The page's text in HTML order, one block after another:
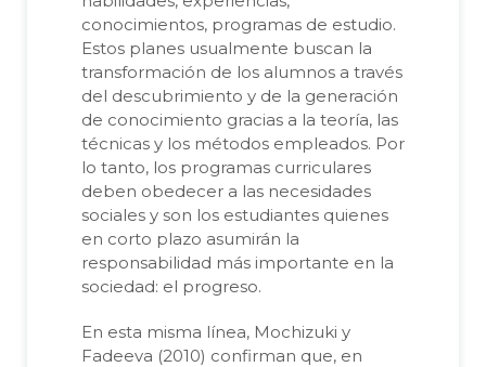
conocimientos, programas de estudio.
Estos planes usualmente buscan la
transformación de los alumnos a través
del descubrimiento y de la generación
de conocimiento gracias a la teoría, las
técnicas y los métodos empleados. Por
lo tanto, los programas curriculares
deben obedecer a las necesidades
sociales y son los estudiantes quienes
en corto plazo asumirán la
responsabilidad más importante en la
sociedad: el progreso.
En esta misma línea, Mochizuki y
Fadeeva (2010) confirman que, en